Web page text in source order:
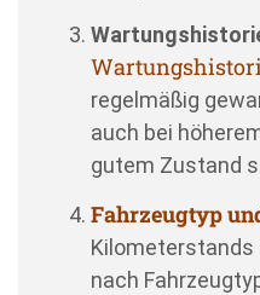
regelmäßig
auch bei
gutem Zustand
Fahrzeugtyp
Kilometerstands
nach